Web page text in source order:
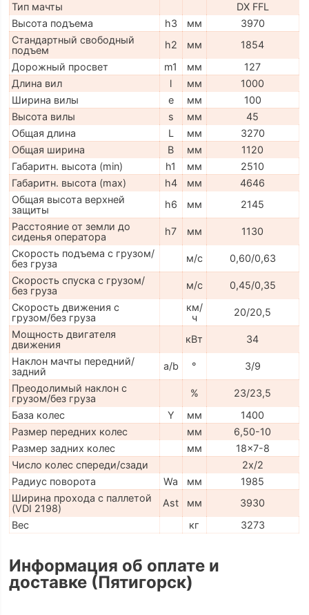
Тип мачты
DX FFL
Высота подъема
h3 мм
3970
Стандартный свободный
подъем
h2 мм
1854
Дорожный просвет
m1 мм
127
Длина вил
l мм
1000
Ширина вилы
e мм
100
Высота вилы
s мм
45
Общая длина
L мм
3270
Общая ширина
B мм
1120
Габаритн. высота (min)
h1 мм
2510
Габаритн. высота (max)
h4 мм
4646
Общая высота верхней
защиты
h6 мм
2145
Расстояние от земли до
сиденья оператора
h7 мм
1130
Скорость подъема с грузом/
без груза
м/с
0,60/0,63
Скорость спуска с грузом/
без груза
м/с
0,45/0,35
Скорость движения с
грузом/без груза
км/
ч
20/20,5
Мощность двигателя
движения
кВт
34
Наклон мачты передний/
задний
a/b °
3/9
Преодолимый наклон с
грузом/без груза
%
23/23,5
База колес
Y мм
1400
Размер передних колес
мм
6,50-10
Размер задних колес
мм
18x7-8
Число колес спереди/сзади
2x/2
Радиус поворота
Wa мм
1985
Ширина прохода с паллетой
(VDI 2198)
Ast мм
3930
Вес
кг 3273
Информация об оплате и
доставке (Пятигорск)